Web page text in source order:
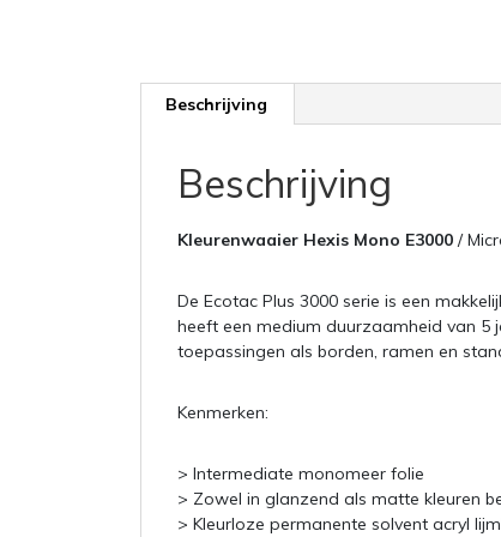
Beschrijving
Beschrijving
Kleurenwaaier Hexis Mono E3000 /
De Ecotac Plus 3000 serie is een
heeft een medium duurzaamheid van 5
toepassingen als borden, ramen en
Kenmerken:
> Intermediate monomeer folie
> Zowel in glanzend als matte kleuren
> Kleurloze permanente solvent acryl